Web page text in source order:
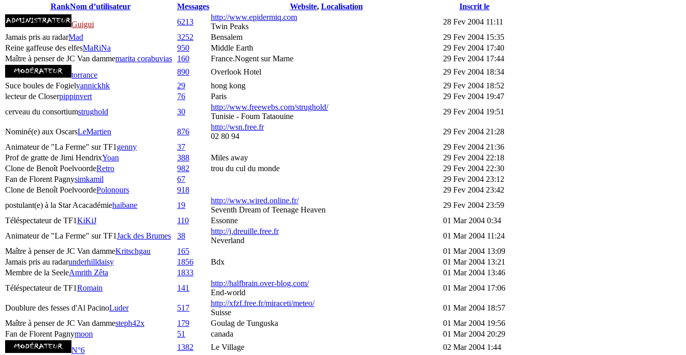
RankNom d’utilisateur Messages Website, Localisation Inscrit le
Guigui 6213
http://www.epidermiq.com
Twin Peaks
28 Fev 2004 11:11
Jamais pris au radarMad 3252 Bensalem
29 Fev 2004 15:35
Reine gaffeuse des elfesMaRiNa 950 Middle Earth
29 Fev 2004 17:40
Maître à penser de JC Van dammemarita corabuvias 160 France.Nogent sur Marne
29 Fev 2004 17:44
torrance
890 Overlook Hotel
29 Fev 2004 18:34
Suce boules de Fogielyannickhk 29 hong kong
29 Fev 2004 18:52
lecteur de Closerpippinvert 76 Paris
29 Fev 2004 19:47
cerveau du consortiumstrughold 30
http://www.freewebs.com/strughold/
Tunisie - Foum Tataouine
29 Fev 2004 19:51
Nominé(e) aux OscarsLeMartien 876
http://wsn.free.fr
02 80 94
29 Fev 2004 21:28
Animateur de "La Ferme" sur TF1 genny 37
29 Fev 2004 21:36
Prof de gratte de Jimi HendrixYoan 388 Miles away
29 Fev 2004 22:18
Clone de Benoît PoelvoordeRetro 982 trou du cul du monde
29 Fev 2004 22:30
Fan de Florent Pagnysimkamil 67
29 Fev 2004 23:12
Clone de Benoît PoelvoordePolonours 918
29 Fev 2004 23:42
postulant(e) à la Star Acacadémiehaibane 19
http://www.wired.online.fr/
Seventh Dream of Teenage Heaven
29 Fev 2004 23:59
Téléspectateur de TF1KiKiJ 110 Essonne
01 Mar 2004 0:34
Animateur de "La Ferme" sur TF1Jack des Brumes 38
http://j.dreuille.free.fr
Neverland
01 Mar 2004 11:24
Maître à penser de JC Van dammeKritschgau 165
01 Mar 2004 13:09
Jamais pris au radarunderhilldaisy 1856 Bdx
01 Mar 2004 13:21
Membre de la SeeleAmrith Zêta 1833
01 Mar 2004 13:46
Téléspectateur de TF1Romain 141
http://halfbrain.over-blog.com/
End-world
01 Mar 2004 17:06
Doublure des fesses d'Al PacinoLuder 517
http://xfzf.free.fr/miraceti/meteo/
Suisse
01 Mar 2004 18:57
Maître à penser de JC Van dammesteph42x 179 Goulag de Tunguska
01 Mar 2004 19:56
Fan de Florent Pagnymoon 51 canada
01 Mar 2004 20:29
N°6
1382 Le Village 02 Mar 2004 1:44